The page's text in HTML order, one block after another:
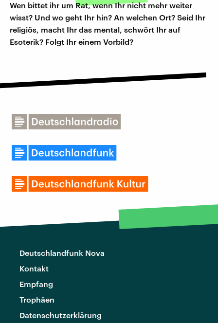
Wen bittet ihr um Rat, wenn Ihr nicht mehr weiter
wisst? Und wo geht Ihr hin? An welchen Ort? Seid Ihr
religiös, macht Ihr das mental, schwört Ihr auf
Esoterik? Folgt Ihr einem Vorbild?
Deutschlandfunk Nova
Kontakt
Empfang
Trophäen
Datenschutzerklärung